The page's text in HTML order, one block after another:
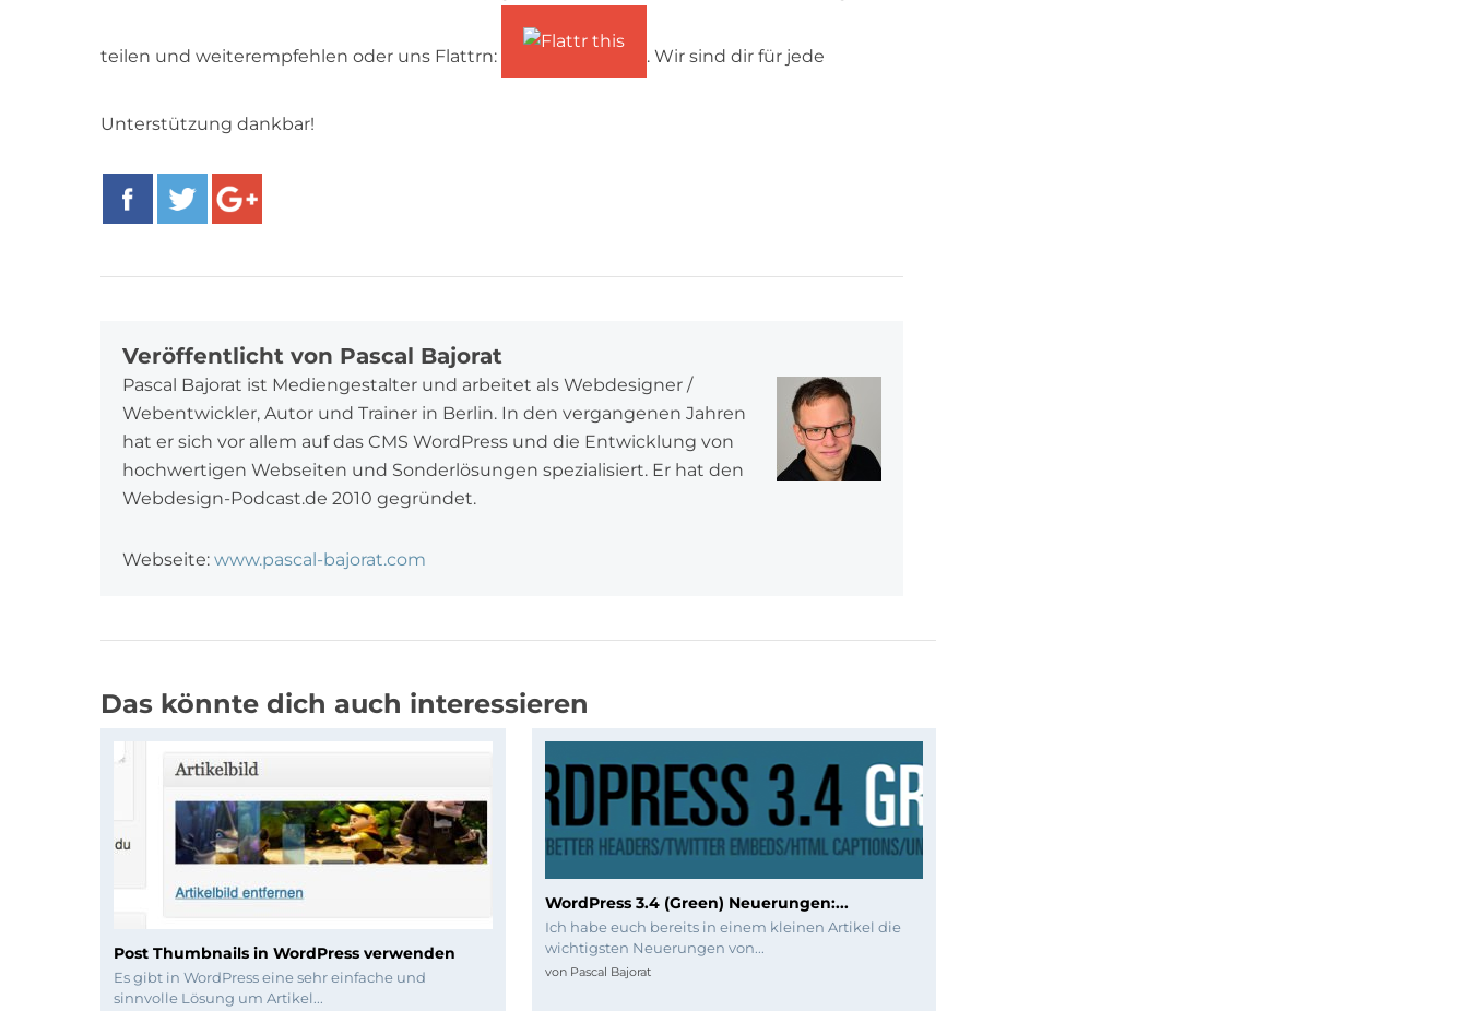
teilen und weiterempfehlen oder uns Flattrn: . Wir sind dir für jede
Unterstützung dankbar!
Veröffentlicht von Pascal Bajorat
Pascal Bajorat ist Mediengestalter und arbeitet als Webdesigner /
Webentwickler, Autor und Trainer in Berlin. In den vergangenen Jahren
hat er sich vor allem auf das CMS WordPress und die Entwicklung von
hochwertigen Webseiten und Sonderlösungen spezialisiert. Er hat den
Webdesign-Podcast.de 2010 gegründet.
Webseite: www.pascal-bajorat.com
Das könnte dich auch interessieren
Post Thumbnails in WordPress verwenden
Es gibt in WordPress eine sehr einfache und
sinnvolle Lösung um Artikel...
WordPress 3.4 (Green) Neuerungen:...
Ich habe euch bereits in einem kleinen Artikel die
wichtigsten Neuerungen von...
von Pascal Bajorat